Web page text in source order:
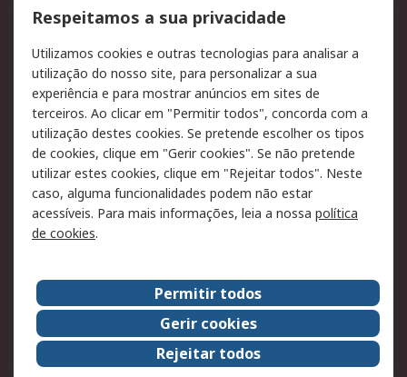
Formas de entrega
Qualidade e ambiente
Pagamento e
faturação
Legal
Aviso legal
Política de cookies
Política de privacidade
- Atualizada
Segurança de emails
Condições de venda
Sobre a RS
A RS no mundo
RS Group
Sobre a RS
Trabalhar na RS
ESG
Respeitamos a sua privacidade
Utilizamos cookies e outras tecnologias para analisar a
utilização do nosso site, para personalizar a sua
experiência e para mostrar anúncios em sites de
terceiros. Ao clicar em "Permitir todos", concorda com a
utilização destes cookies. Se pretende escolher os tipos
de cookies, clique em "Gerir cookies". Se não pretende
utilizar estes cookies, clique em "Rejeitar todos". Neste
caso, alguma funcionalidades podem não estar
acessíveis. Para mais informações, leia a nossa política
de cookies.
Permitir todos
Gerir cookies
Rejeitar todos